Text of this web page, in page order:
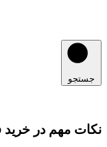
جستجو
نکات مهم در